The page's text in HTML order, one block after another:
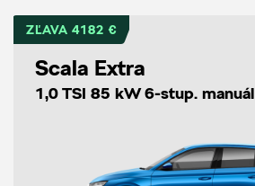
ZĽAVA 4182 €
Scala Extra
1,0 TSI 85 kW 6-stup. manuál